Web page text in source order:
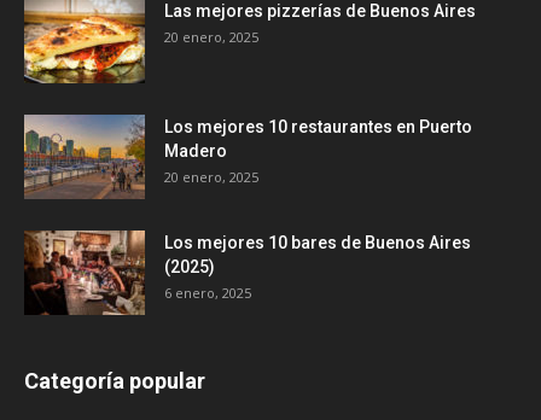
Las mejores pizzerías de Buenos Aires
20 enero, 2025
Los mejores 10 restaurantes en Puerto
Madero
20 enero, 2025
Los mejores 10 bares de Buenos Aires
(2025)
6 enero, 2025
Categoría popular